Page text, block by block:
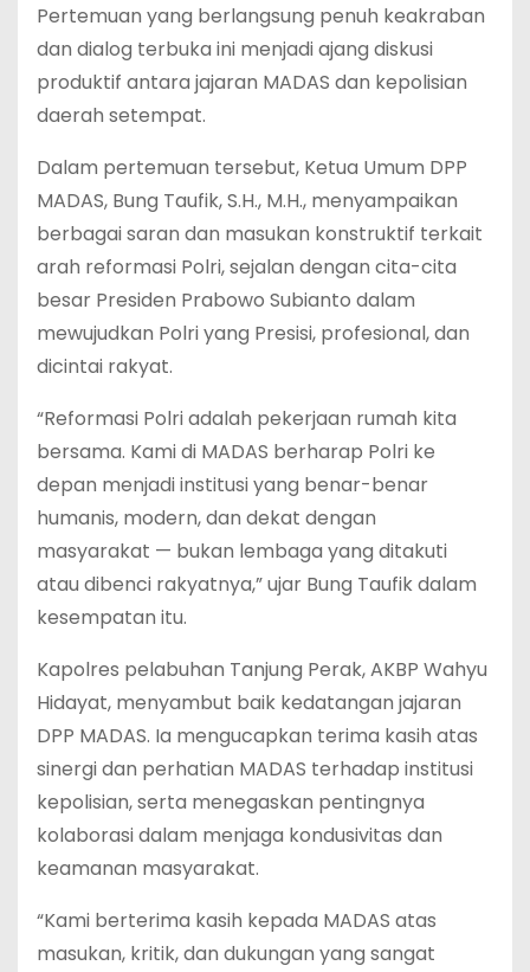
Pertemuan yang berlangsung penuh keakraban
dan dialog terbuka ini menjadi ajang diskusi
produktif antara jajaran MADAS dan kepolisian
daerah setempat.
Dalam pertemuan tersebut, Ketua Umum DPP
MADAS, Bung Taufik, S.H., M.H., menyampaikan
berbagai saran dan masukan konstruktif terkait
arah reformasi Polri, sejalan dengan cita-cita
besar Presiden Prabowo Subianto dalam
mewujudkan Polri yang Presisi, profesional, dan
dicintai rakyat.
“Reformasi Polri adalah pekerjaan rumah kita
bersama. Kami di MADAS berharap Polri ke
depan menjadi institusi yang benar-benar
humanis, modern, dan dekat dengan
masyarakat — bukan lembaga yang ditakuti
atau dibenci rakyatnya,” ujar Bung Taufik dalam
kesempatan itu.
Kapolres pelabuhan Tanjung Perak, AKBP Wahyu
Hidayat, menyambut baik kedatangan jajaran
DPP MADAS. Ia mengucapkan terima kasih atas
sinergi dan perhatian MADAS terhadap institusi
kepolisian, serta menegaskan pentingnya
kolaborasi dalam menjaga kondusivitas dan
keamanan masyarakat.
“Kami berterima kasih kepada MADAS atas
masukan, kritik, dan dukungan yang sangat